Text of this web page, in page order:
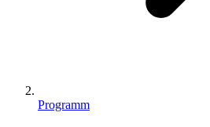
Programm